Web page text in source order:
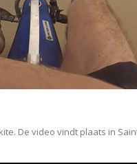
De video vindt plaats in